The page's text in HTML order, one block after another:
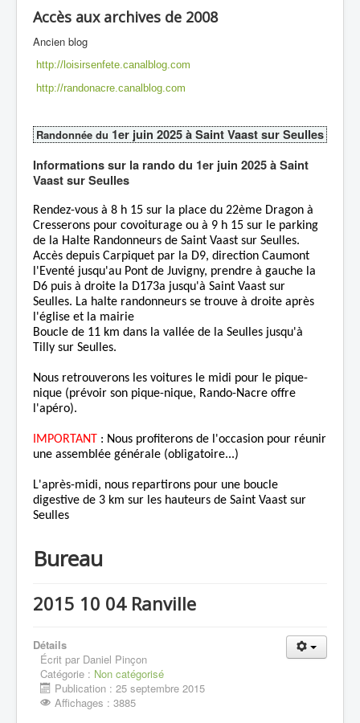
Accès aux archives de 2008
Ancien blog
http://loisirsenfete.canalblog.com
http://randonacre.canalblog.com
Randonnée du 1er juin 2025 à Saint Vaast sur Seulles
Informations sur la rando du 1er juin 2025 à Saint
Vaast sur Seulles
Rendez-vous à 8 h 15 sur la place du 22ème Dragon à
Cresserons pour covoiturage ou à 9 h 15 sur le parking
de la Halte Randonneurs de Saint Vaast sur Seulles.
Accès depuis Carpiquet par la D9, direction Caumont
l'Eventé jusqu'au Pont de Juvigny, prendre à gauche la
D6 puis à droite la D173a jusqu'à Saint Vaast sur
Seulles. La halte randonneurs se trouve à droite après
l'église et la mairie
Boucle de 11 km dans la vallée de la Seulles jusqu'à
Tilly sur Seulles.
Nous retrouverons les voitures le midi pour le pique-
nique (prévoir son pique-nique, Rando-Nacre offre
l'apéro).
IMPORTANT : Nous profiterons de l'occasion pour réunir
une assemblée générale (obligatoire...)
L'après-midi, nous repartirons pour une boucle
digestive de 3 km sur les hauteurs de Saint Vaast sur
Seulles
Bureau
2015 10 04 Ranville
Détails
Écrit par Daniel Pinçon
Catégorie : Non catégorisé
Publication : 25 septembre 2015
Affichages : 3885